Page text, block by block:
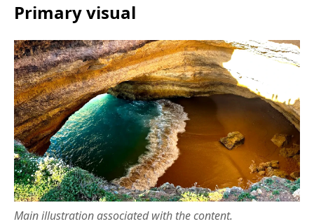
Primary visual
Main illustration associated with the content.